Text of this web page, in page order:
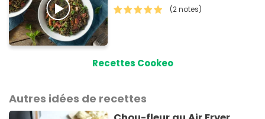
(2 notes)
Recettes Cookeo
Autres idées de recettes